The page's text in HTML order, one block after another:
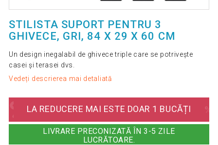
STILISTA SUPORT PENTRU 3
GHIVECE, GRI, 84 X 29 X 60 CM
Un design inegalabil de ghivece triple care se potrivește
casei și terasei dvs.
Vedeți descrierea mai detaliată
LA REDUCERE MAI ESTE DOAR 1 BUCĂȚI
LIVRARE PRECONIZATĂ ÎN 3-5 ZILE
LUCRĂTOARE.